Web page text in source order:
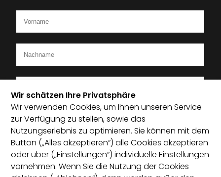
Ich bin Mitglied im Startup-Verband
Ich habe die Datenschutzerklärung zur Kenntnis
genommen und bin damit einverstanden, dass die von
mir angegebenen Daten elektronisch erhoben und
gespeichert werden. Mit dem Absenden erkläre ich mich
Wir schätzen Ihre Privatsphäre
Wir verwenden Cookies, um Ihnen unseren Service
zur Verfügung zu stellen, sowie das
Nutzungserlebnis zu optimieren. Sie können mit dem
Button („Alles akzeptieren“) alle Cookies akzeptieren
oder über („Einstellungen“) individuelle Einstellungen
vornehmen. Wenn Sie die Nutzung der Cookies